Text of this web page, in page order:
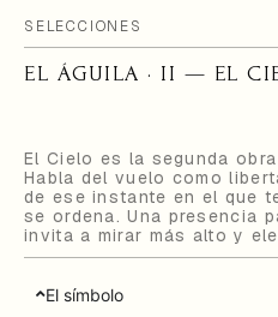
SELECCIONES
EL ÁGUILA · II — EL
El Cielo es la segunda
Habla del vuelo como
de ese instante en el que
se ordena. Una presencia
invita a mirar más alto y
El símbolo